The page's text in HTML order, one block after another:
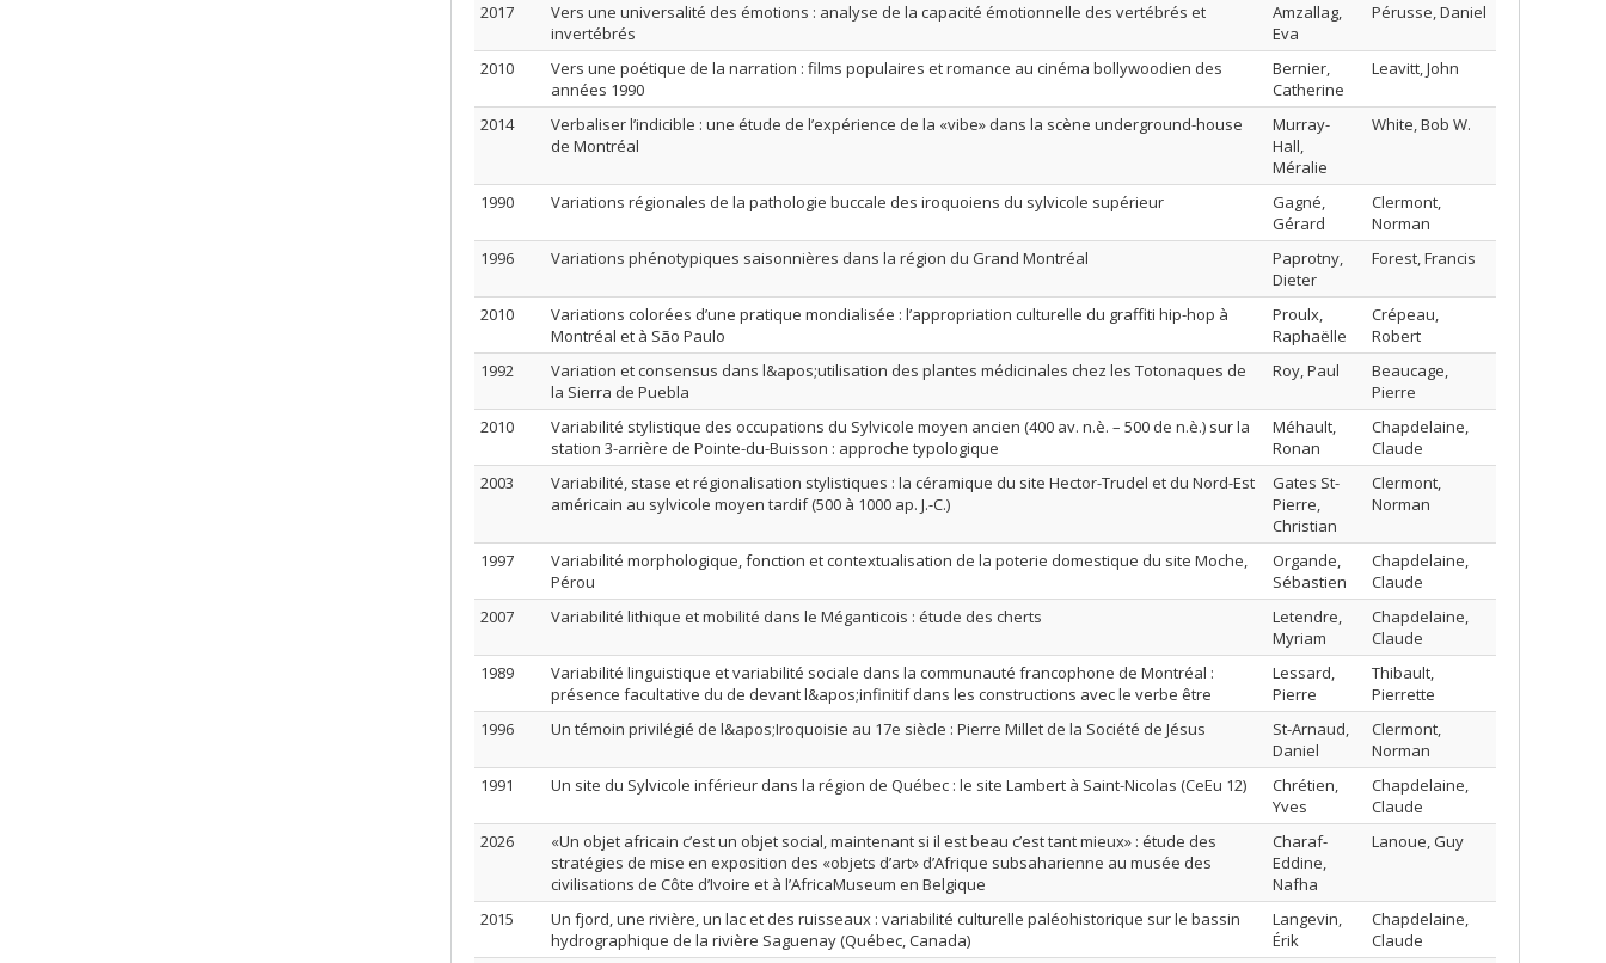
2017
Vers une universalité des émotions : analyse de la capacité émotionnelle des vertébrés et
invertébrés
Amzallag,
Eva
Pérusse, Daniel
2010
Vers une poétique de la narration : films populaires et romance au cinéma bollywoodien des
années 1990
Bernier,
Catherine
Leavitt, John
2014
Verbaliser l’indicible : une étude de l’expérience de la «vibe» dans la scène underground-house
de Montréal
Murray-
Hall,
Méralie
White, Bob W.
1990 Variations régionales de la pathologie buccale des iroquoiens du sylvicole supérieur
Gagné,
Gérard
Clermont,
Norman
1996
Variations phénotypiques saisonnières dans la région du Grand Montréal
Paprotny,
Dieter
Forest, Francis
2010
Variations colorées d’une pratique mondialisée : l’appropriation culturelle du graffiti hip-hop à
Montréal et à São Paulo
Proulx,
Raphaëlle
Crépeau,
Robert
1992
Variation et consensus dans l&apos;utilisation des plantes médicinales chez les Totonaques de
la Sierra de Puebla
Roy, Paul
Beaucage,
Pierre
2010
Variabilité stylistique des occupations du Sylvicole moyen ancien (400 av. n.è. – 500 de n.è.) sur la
station 3-arrière de Pointe-du-Buisson : approche typologique
Méhault,
Ronan
Chapdelaine,
Claude
2003
Variabilité, stase et régionalisation stylistiques : la céramique du site Hector-Trudel et du Nord-Est
américain au sylvicole moyen tardif (500 à 1000 ap. J.-C.)
Gates St-
Pierre,
Christian
Clermont,
Norman
1997
Variabilité morphologique, fonction et contextualisation de la poterie domestique du site Moche,
Pérou
Organde,
Sébastien
Chapdelaine,
Claude
2007
Variabilité lithique et mobilité dans le Méganticois : étude des cherts
Letendre,
Myriam
Chapdelaine,
Claude
1989
Variabilité linguistique et variabilité sociale dans la communauté francophone de Montréal :
présence facultative du de devant l&apos;infinitif dans les constructions avec le verbe être
Lessard,
Pierre
Thibault,
Pierrette
1996
Un témoin privilégié de l&apos;Iroquoisie au 17e siècle : Pierre Millet de la Société de Jésus
St-Arnaud,
Daniel
Clermont,
Norman
1991
Un site du Sylvicole inférieur dans la région de Québec : le site Lambert à Saint-Nicolas (CeEu 12)
Chrétien,
Yves
Chapdelaine,
Claude
2026
«Un objet africain c’est un objet social, maintenant si il est beau c’est tant mieux» : étude des
stratégies de mise en exposition des «objets d’art» d’Afrique subsaharienne au musée des
civilisations de Côte d’Ivoire et à l’AfricaMuseum en Belgique
Charaf-
Eddine,
Nafha
Lanoue, Guy
2015
Un fjord, une rivière, un lac et des ruisseaux : variabilité culturelle paléohistorique sur le bassin
hydrographique de la rivière Saguenay (Québec, Canada)
Langevin,
Érik
Chapdelaine,
Claude